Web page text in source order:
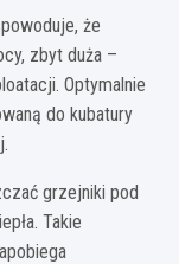
że
zbyt duża –
Optymalnie
do kubatury
grzejniki pod
Takie